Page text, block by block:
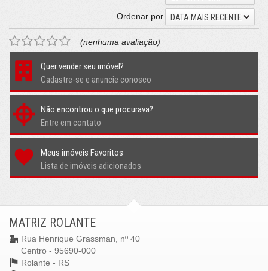
Ordenar por
DATA MAIS RECENTE
(nenhuma avaliação)
Quer vender seu imóvel?
Cadastre-se e anuncie conosco
Não encontrou o que procurava?
Entre em contato
Meus imóveis Favoritos
Lista de imóveis adicionados
MATRIZ ROLANTE
Rua Henrique Grassman, nº 40
Centro - 95690-000
Rolante - RS